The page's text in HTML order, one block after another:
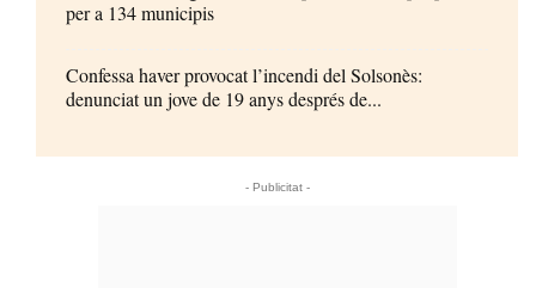
per a 134 municipis
Confessa haver provocat l’incendi del Solsonès:
denunciat un jove de 19 anys després de...
- Publicitat -